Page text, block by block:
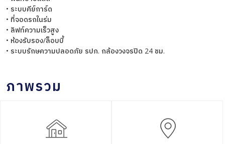
• ระบบคีย์การ์ด
• ที่จอดรถในร่ม
• ลิฟท์ความเร็วสูง
• ห้องรับรอง/ล็อบบี้
• ระบบรักษความปลอดภัย รปภ. กล้องวงจรปิด 24 ชม.
ภาพรวม